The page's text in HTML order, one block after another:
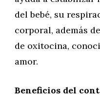
del bebé, su
corporal, además
de oxitocina,
amor.
Beneficios del